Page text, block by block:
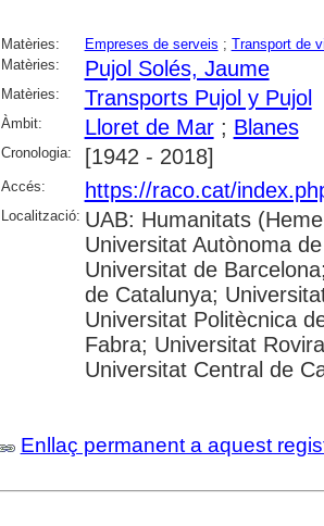
Matèries: Empreses de serveis ; Transport de
Matèries:
Pujol Solés, Jaume
Matèries: Transports Pujol y Pujol
Àmbit: Lloret de Mar; Blanes
Cronologia: [1942 - 2018]
Accés: https://raco.cat/
Localització: UAB: Humanitats
Universitat Autònoma
Universitat de
de Catalunya;
Universitat Politècnica
Fabra; Universitat
Universitat Central de
Enllaç permanent a aquest